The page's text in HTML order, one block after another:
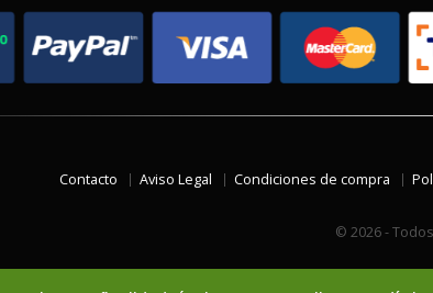
Contacto Aviso Legal Condiciones de compra
© 2026 -